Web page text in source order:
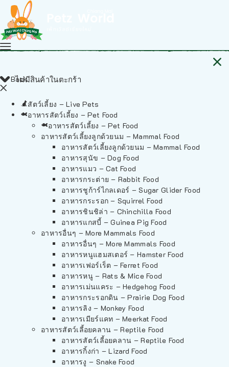
ไม่มีสินค้าในตะกร้า
Back
สัตว์เลี้ยง – Live Pets
อาหารสัตว์เลี้ยง – Pet Food
อาหารสัตว์เลี้ยง – Pet Food
อาหารสัตว์เลี้ยงลูกด้วยนม – Mammal Food
อาหารสัตว์เลี้ยงลูกด้วยนม – Mammal Food
อาหารสุนัข – Dog Food
อาหารแมว – Cat Food
อาหารกระต่าย – Rabbit Food
อาหารชูก้าร์ไกลเดอร์ – Sugar Glider Food
อาหารกระรอก – Squirrel Food
อาหารชินชิล่า – Chinchilla Food
อาหารแกสบี้ – Guinea Pig Food
อาหารอื่นๆ – More Mammals Food
อาหารอื่นๆ – More Mammals Food
อาหารหนูแฮมสเตอร์ – Hamster Food
อาหารเฟอร์เร็ต – Ferret Food
อาหารหนู – Rats & Mice Food
อาหารเม่นแคระ – Hedgehog Food
อาหารกระรอกดิน – Prairie Dog Food
อาหารลิง – Monkey Food
อาหารเมียร์แคท – Meerkat Food
อาหารสัตว์เลี้อยคลาน – Reptile Food
อาหารสัตว์เลี้อยคลาน – Reptile Food
อาหารกิ้งก่า – Lizard Food
อาหารงู – Snake Food